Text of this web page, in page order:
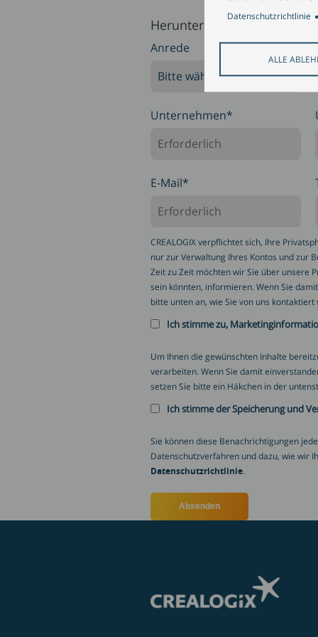
Datenschutzrichtlinie
ALLE
Herunterladen
Anrede
Unternehmen*
E-Mail*
CREALOGIX verpflichtet sich, Ihre
nur zur Verwaltung Ihres Kontos und zur
Zeit zu Zeit möchten wir Sie über unsere
sein könnten, informieren. Wenn Sie
bitte unten an, wie Sie von uns
Ich stimme zu,
Um Ihnen die gewünschten Inhalte
verarbeiten. Wenn Sie damit
setzen Sie bitte ein Häkchen in der
Ich stimme der Speicherung und
Sie können diese Benachrichtigungen
Datenschutzverfahren und dazu, wie wir
Datenschutzrichtlinie.